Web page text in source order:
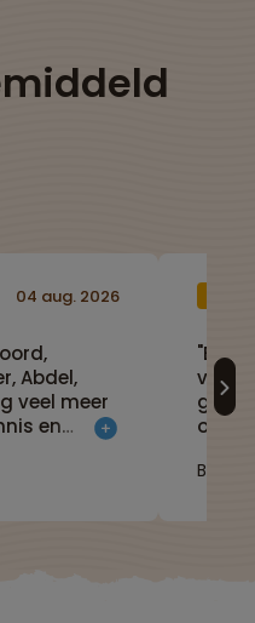
Abdel,
veel meer
en
was
04 aug. 2026
"Een
veel
om
land."
Bauke